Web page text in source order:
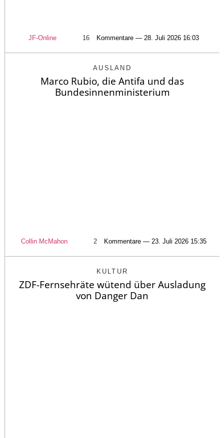
JF-Online 16 Kommentare — 28. Juli 2026 16:03
AUSLAND
Marco Rubio, die Antifa und das
Bundesinnenministerium
Collin McMahon 2 Kommentare — 23. Juli 2026 15:35
KULTUR
ZDF-Fernsehräte wütend über Ausladung
von Danger Dan